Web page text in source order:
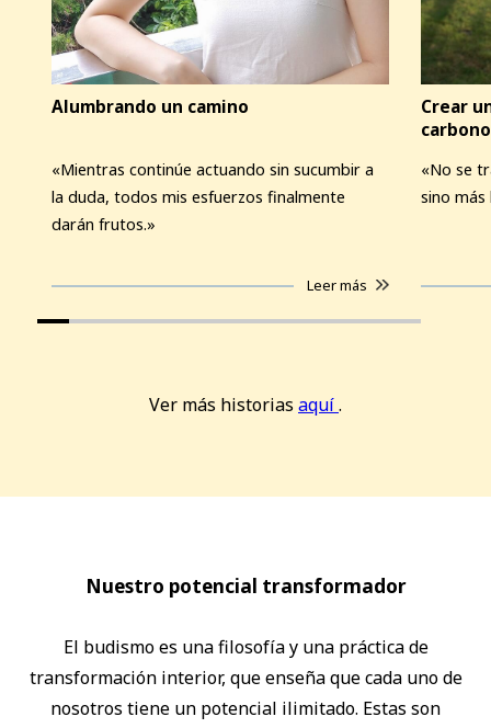
Alumbrando un camino
«Mientras continúe actuando sin sucumbir a
la duda, todos mis esfuerzos finalmente
darán frutos.»
Leer más
Crear
carbono
«No se
sino
Ver más historias aquí.
Nuestro potencial transformador
El budismo es una filosofía y una práctica de
transformación interior, que enseña que cada uno de
nosotros tiene un potencial ilimitado. Estas son